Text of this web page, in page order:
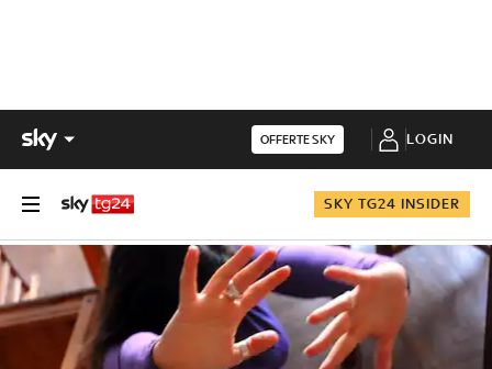
OFFERTE SKY LOGIN
SKY TG24 INSIDER